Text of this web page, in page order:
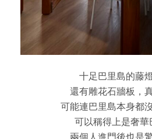
十足巴里島的藤
還有雕花石牆板，
可能連巴里島本身都
可以稱得上是奢華